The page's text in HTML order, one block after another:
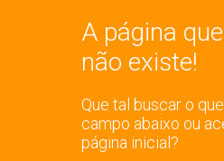
A página
não existe!
Que tal buscar o
campo abaixo ou
página inicial?